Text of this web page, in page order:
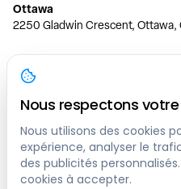
Ottawa
2250 Gladwin Crescent, Ottawa,
Toronto
150 Ferrand Dr, 6th Floor,
Vancouver
1200 W 73rd Ave #1415,
Calgary
444 5 Ave SW #400 Calgary, AB,
Nous respectons votre
Nous utilisons des cookies
expérience, analyser le
des publicités
cookies à accepter.